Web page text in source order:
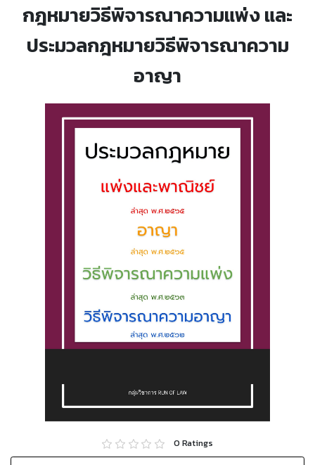
กฎหมายวิธีพิจารณาความแพ่ง และ
ประมวลกฎหมายวิธีพิจารณาความ
อาญา
0 Ratings